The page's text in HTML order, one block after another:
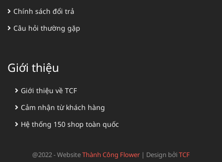
Chính sách đổi trả
Câu hỏi thường gặp
Giới thiệu
Giới thiệu về TCF
Cảm nhận từ khách hàng
Hệ thống 150 shop toàn quốc
@2022 - WebsiteThành Công Flower | Design bởiTCF